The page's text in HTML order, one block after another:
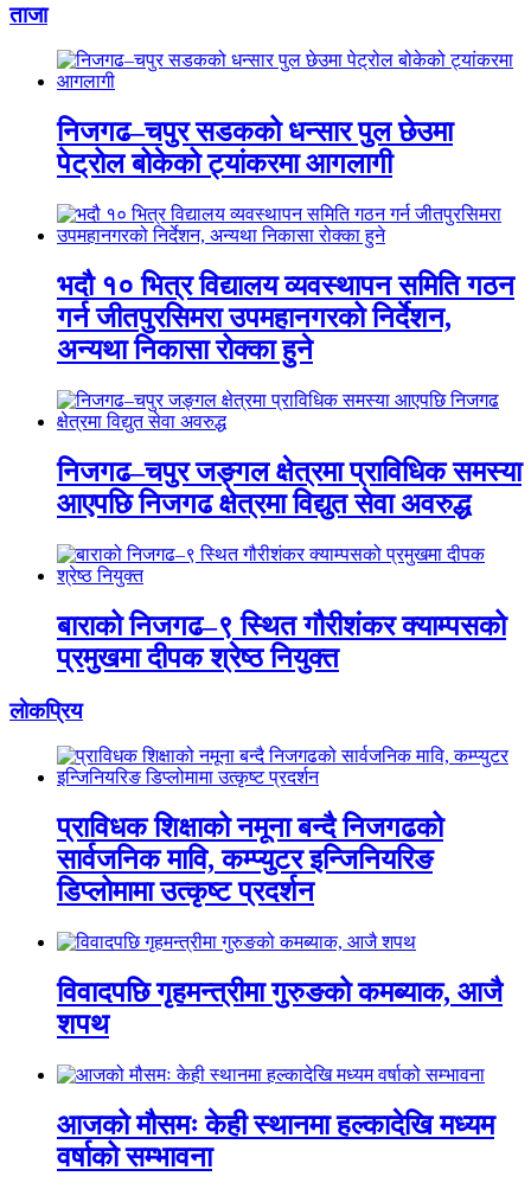
ताजा
निजगढ–चपुर सडकको धन्सार पुल छेउमा
पेट्रोल बोकेको ट्यांकरमा आगलागी
भदौ १० भित्र विद्यालय व्यवस्थापन समिति गठन
गर्न जीतपुरसिमरा उपमहानगरको निर्देशन,
अन्यथा निकासा रोक्का हुने
निजगढ–चपुर जङ्गल क्षेत्रमा प्राविधिक समस्या
आएपछि निजगढ क्षेत्रमा विद्युत सेवा अवरुद्ध
बाराको निजगढ–९ स्थित गौरीशंकर क्याम्पसको
प्रमुखमा दीपक श्रेष्ठ नियुक्त
लाेकप्रिय
प्राविधक शिक्षाको नमूना बन्दै निजगढको
सार्वजनिक मावि, कम्प्युटर इन्जिनियरिङ
डिप्लोमामा उत्कृष्ट प्रदर्शन
विवादपछि गृहमन्त्रीमा गुरुङको कमब्याक, आजै
शपथ
आजको मौसमः केही स्थानमा हल्कादेखि मध्यम
वर्षाको सम्भावना